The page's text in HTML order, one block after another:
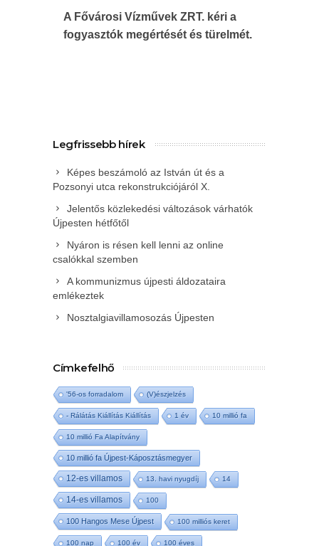
A Fővárosi Vízművek ZRT. kéri a
fogyasztók megértését és türelmét.
Legfrissebb hírek
Képes beszámoló az István út és a
Pozsonyi utca rekonstrukciójáról X.
Jelentős közlekedési változások várhatók
Újpesten hétfőtől
Nyáron is résen kell lenni az online
csalókkal szemben
A kommunizmus újpesti áldozataira
emlékeztek
Nosztalgiavillamosozás Újpesten
Címkefelhő
'56-os forradalom (V)észjelzés
- Rálátás Kiállítás Kiállítás 1 év 10 millió fa
10 millió Fa Alapítvány
10 millió fa Újpest-Káposztásmegyer
12-es villamos 13. havi nyugdíj 14
14-es villamos 100
100 Hangos Mese Újpest 100 milliós keret
100 nap 100 év 100 éves